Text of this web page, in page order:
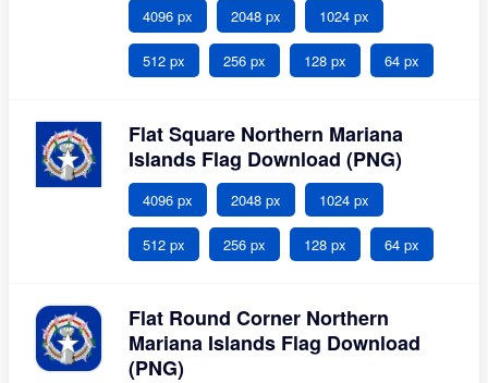
4096 px 2048 px 1024 px
512 px 256 px 128 px 64 px
Flat Square Northern Mariana
Islands Flag Download (PNG)
4096 px 2048 px 1024 px
512 px 256 px 128 px 64 px
Flat Round Corner Northern
Mariana Islands Flag Download
(PNG)